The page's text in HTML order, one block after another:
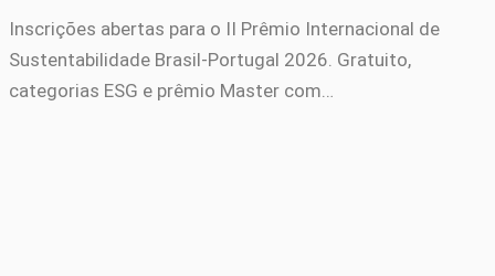
Inscrições abertas para o II Prêmio Internacional de
Sustentabilidade Brasil-Portugal 2026. Gratuito,
categorias ESG e prêmio Master com…